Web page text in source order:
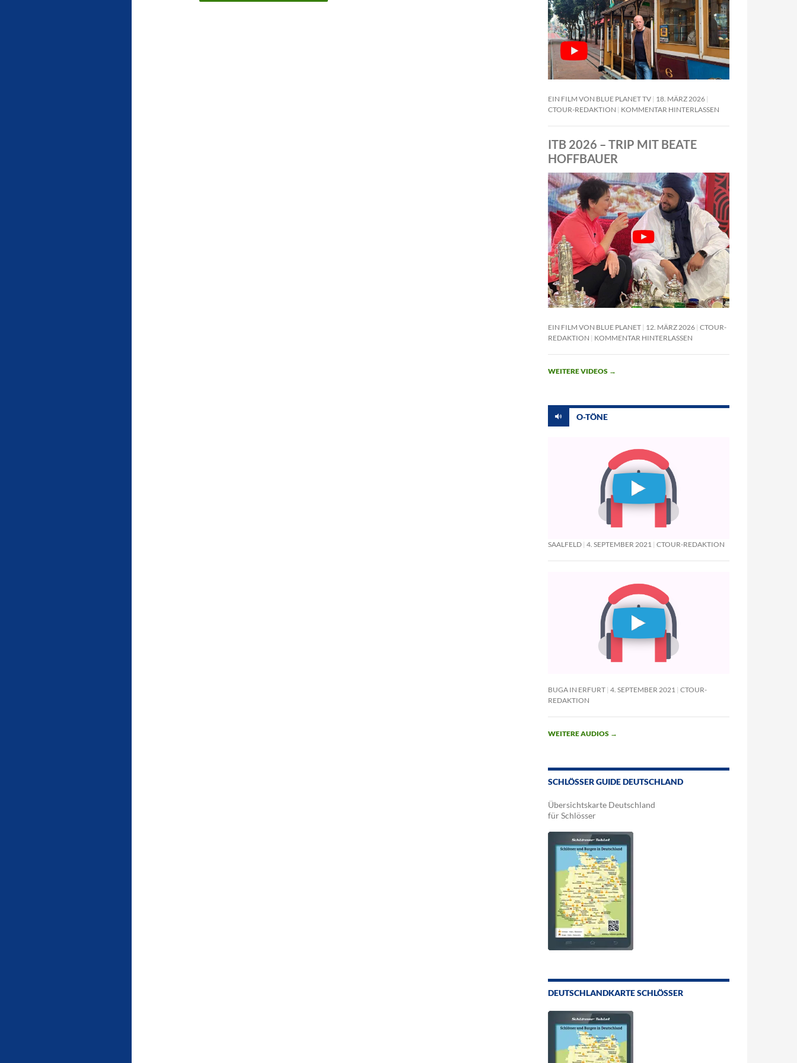
EIN FILM VON BLUE PLANET TV 18. MÄRZ 2026
CTOUR-REDAKTION
KOMMENTAR HINTERLASSEN
ITB 2026 – TRIP MIT BEATE
HOFFBAUER
EIN FILM VON BLUE PLANET 12. MÄRZ 2026 CTOUR-
REDAKTION
KOMMENTAR HINTERLASSEN
WEITERE VIDEOS →
O-TÖNE
SAALFELD 4. SEPTEMBER 2021 CTOUR-REDAKTION
BUGA IN ERFURT 4. SEPTEMBER 2021
CTOUR-
REDAKTION
WEITERE AUDIOS →
SCHLÖSSER GUIDE DEUTSCHLAND
Übersichtskarte Deutschland
für Schlösser
DEUTSCHLANDKARTE SCHLÖSSER